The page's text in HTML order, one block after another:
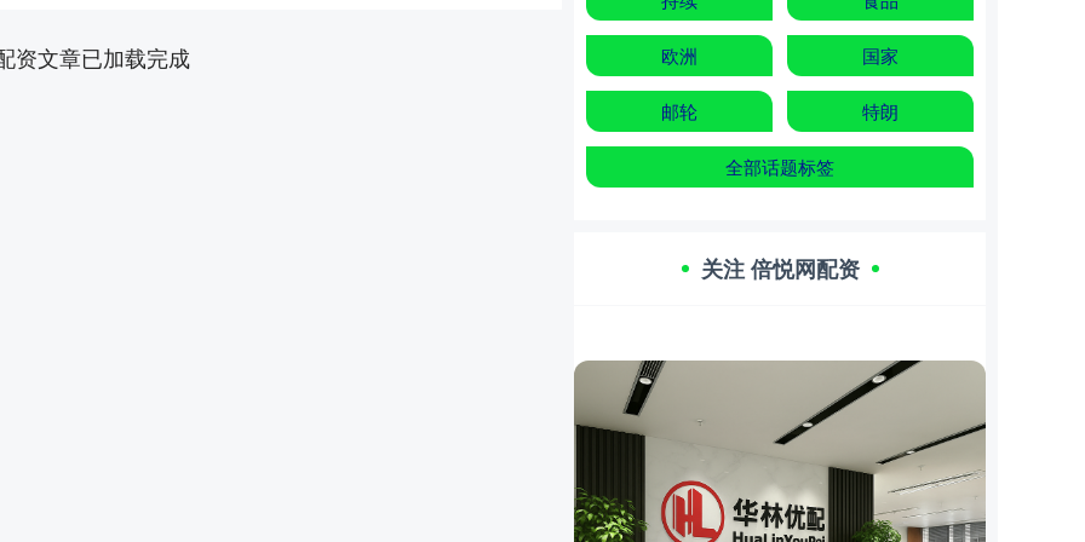
资文章已加载完成 欧洲 国家
邮轮 特朗
全部话题标签
关注 倍悦网配资